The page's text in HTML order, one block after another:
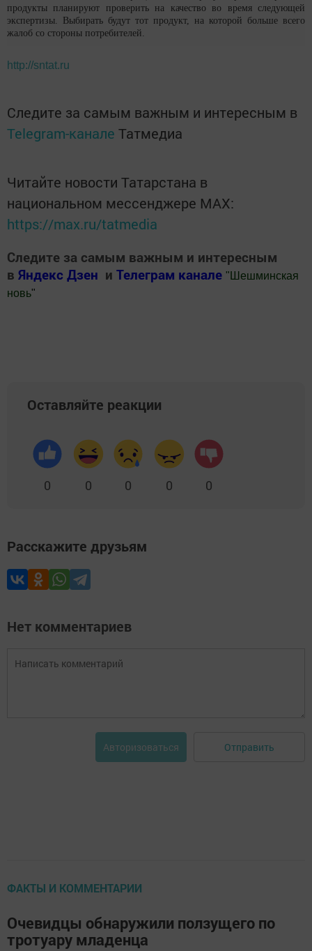
продукты планируют проверить на качество во время следующей
экспертизы. Выбирать будут тот продукт, на которой больше всего
жалоб со стороны потребителей.
http://sntat.ru
Следите за самым важным и интересным в
Telegram-канале Татмедиа
Читайте новости Татарстана в
национальном мессенджере MАХ:
https://max.ru/tatmedia
Следите за самым важным и интересным
в Яндекс Дзен и Телеграм канале " Шешминская
новь"
Оставляйте реакции
0 0 0 0 0
Расскажите друзьям
Нет комментариев
Авторизоваться Отправить
ФАКТЫ И КОММЕНТАРИИ
Очевидцы обнаружили ползущего по
тротуару младенца